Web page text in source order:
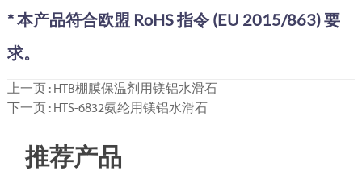
* 本产品符合欧盟 RoHS 指令 (EU 2015/863) 要
求。
上一页 : HTB棚膜保温剂用镁铝水滑石
下一页 : HTS-6832氨纶用镁铝水滑石
推荐产品